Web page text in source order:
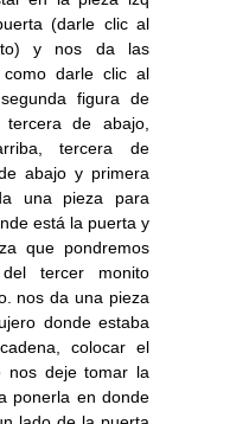
(darle clic al
y nos da las
como darle clic al
figura de
de abajo,
tercera de
abajo y primera
una pieza para
está la puerta y
que pondremos
tercer monito
nos da una pieza
donde estaba
colocar el
nos deje tomar la
ponerla en donde